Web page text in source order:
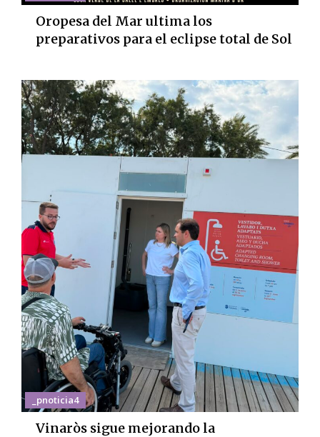
Oropesa del Mar ultima los
preparativos para el eclipse total de Sol
_pnoticia4
Vinaròs sigue mejorando la